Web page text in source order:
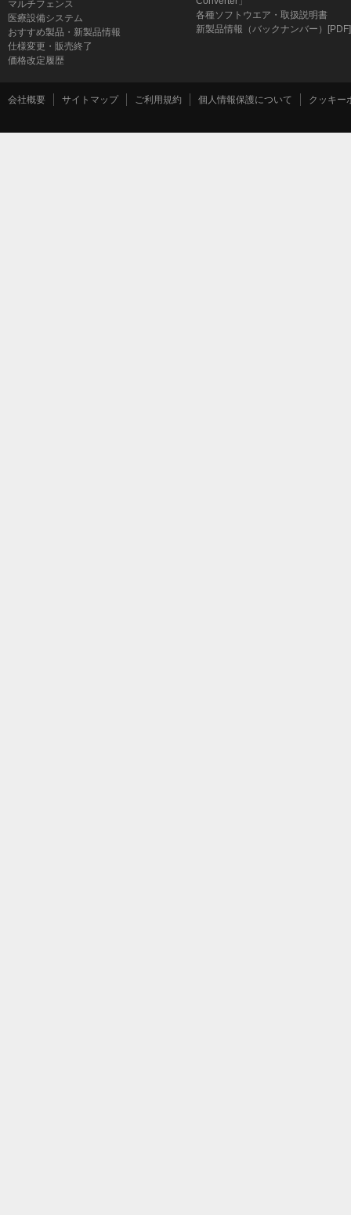
マルチフェンス
医療設備システム
おすすめ製品・新製品情報
仕様変更・販売終了
価格改定履歴
各種ソフトウエア・取扱説明書
新製品情報（バックナンバー）[PDF]
会社概要 サイトマップ ご利用規約 個人情報保護について クッキー